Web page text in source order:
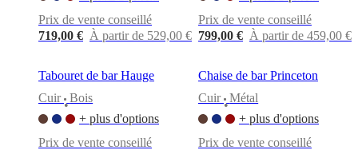
d'expositionPiècesSéjoursSalles
mangerChambresAménagements
espacesBureauxBoConcept
Helena
Christensen InspirationService
Délai
Prix de vente conseillé
719,00 € À partir de 529,00 €
Prix de vente conseillé
799,00 € À partir de 459,00 €
Tabouret de bar Hauge
Cuir
•
Bois
+ plus d'options
Prix de vente conseillé
Chaise de bar Princeton
Cuir
•
Métal
+ plus d'options
Prix de vente conseillé